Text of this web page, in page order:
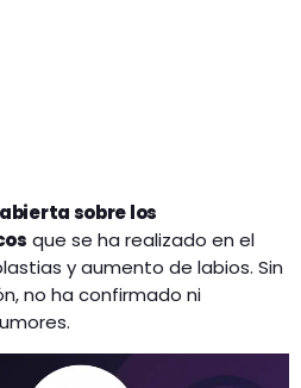
sobre los
que se ha realizado en el
y aumento de labios. Sin
no ha confirmado ni